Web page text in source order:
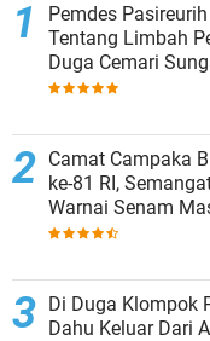
Pemdes
Tentang Limbah
Duga Cemari
Kesepakatan
Camat Campaka
ke-81 RI,
Warnai Senam
Karaoke Perangkat
Di Duga Klompok
Dahu Keluar Dari